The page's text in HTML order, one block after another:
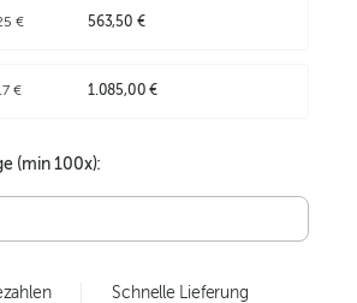
€ 563,50 €
€ 1.085,00 €
(min100x):
Schnelle Lieferung